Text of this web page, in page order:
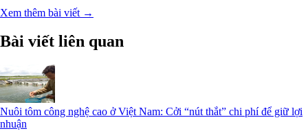
Xem thêm bài viết →
Bài viết liên quan
Nuôi tôm công nghệ cao ở Việt Nam: Cởi “nút thắt” chi phí để giữ lợi
nhuận